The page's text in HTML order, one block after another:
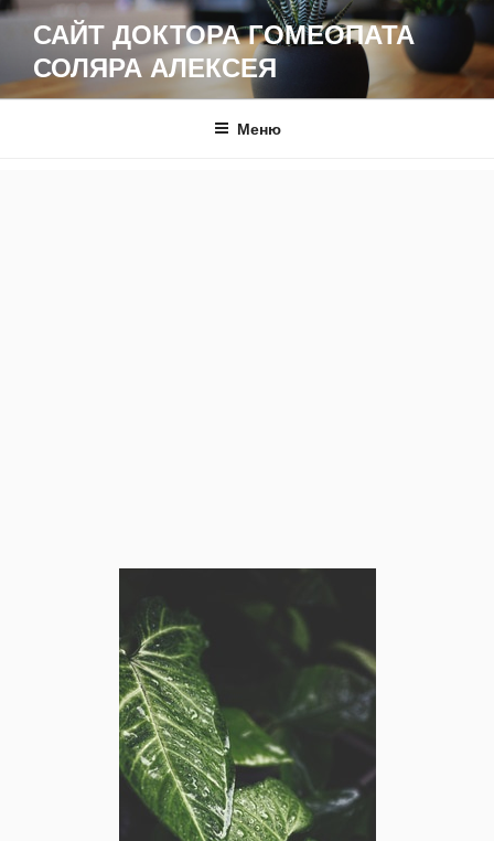
Перейти
содержимому
САЙТ ДОКТОРА ГОМЕОПАТА
СОЛЯРА АЛЕКСЕЯ
Меню